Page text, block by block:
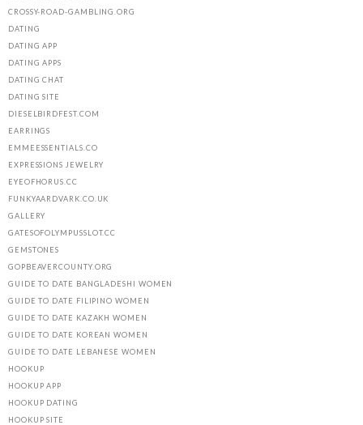
CROSSY-ROAD-GAMBLING.ORG
DATING
DATING APP
DATING APPS
DATING CHAT
DATING SITE
DIESELBIRDFEST.COM
EARRINGS
EMMEESSENTIALS.CO
EXPRESSIONS JEWELRY
EYEOFHORUS.CC
FUNKYAARDVARK.CO.UK
GALLERY
GATESOFOLYMPUSSLOT.CC
GEMSTONES
GOPBEAVERCOUNTY.ORG
GUIDE TO DATE BANGLADESHI WOMEN
GUIDE TO DATE FILIPINO WOMEN
GUIDE TO DATE KAZAKH WOMEN
GUIDE TO DATE KOREAN WOMEN
GUIDE TO DATE LEBANESE WOMEN
HOOKUP
HOOKUP APP
HOOKUP DATING
HOOKUP SITE